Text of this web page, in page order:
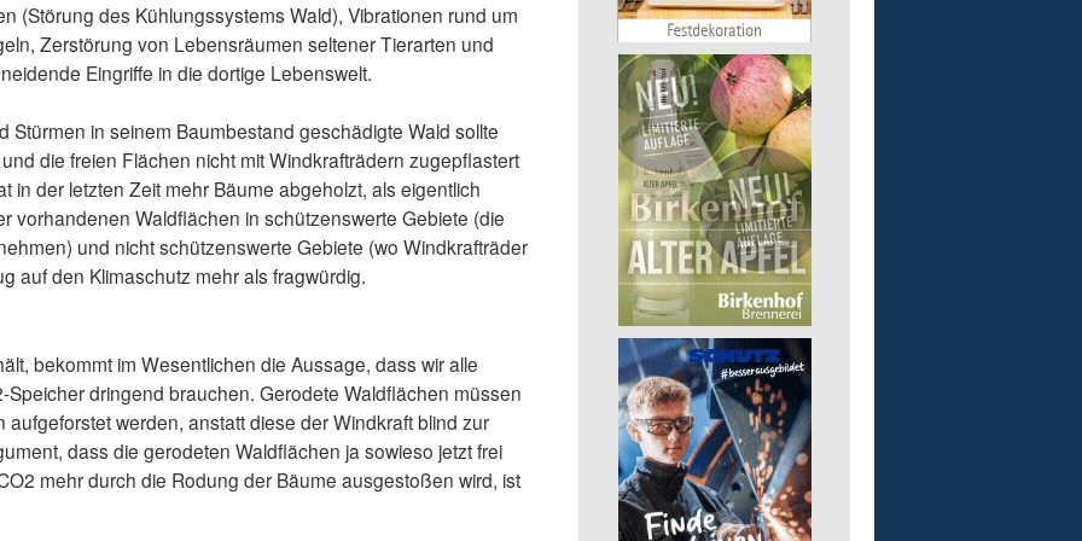
(Störung des Kühlungssystems Wald), Vibrationen rund um
Zerstörung von Lebensräumen seltener Tierarten und
Eingriffe in die dortige Lebenswelt.
Stürmen in seinem Baumbestand geschädigte Wald sollte
die freien Flächen nicht mit Windkrafträdern zugepflastert
in der letzten Zeit mehr Bäume abgeholzt, als eigentlich
vorhandenen Waldflächen in schützenswerte Gebiete (die
und nicht schützenswerte Gebiete (wo Windkrafträder
auf den Klimaschutz mehr als fragwürdig.
bekommt im Wesentlichen die Aussage, dass wir alle
dringend brauchen. Gerodete Waldflächen müssen
werden, anstatt diese der Windkraft blind zur
dass die gerodeten Waldflächen ja sowieso jetzt frei
mehr durch die Rodung der Bäume ausgestoßen wird, ist